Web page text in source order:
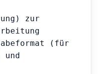
zur
(für
und